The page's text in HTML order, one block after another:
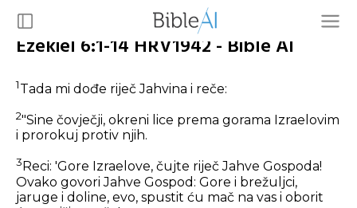
Ezekiel 6:1-14 HRV1942 - Bible AI
1Tada mi dođe riječ Jahvina i reče:
2"Sine čovječji, okreni lice prema gorama Izraelovim
i prorokuj protiv njih.
3 Reci: 'Gore Izraelove, čujte riječ Jahve Gospoda!
Ovako govori Jahve Gospod: Gore i brežuljci,
jaruge i doline, evo, spustit ću mač na vas i oborit